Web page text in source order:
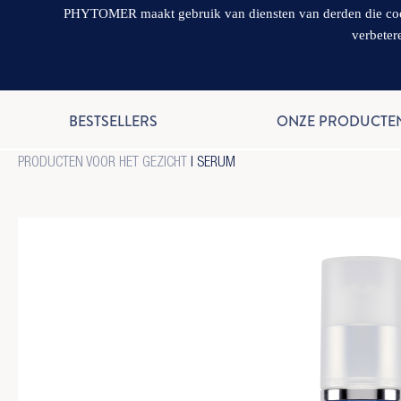
BESTSELLERS ONZE
PRODUCTEN VOOR HET GEZICHT | SERUM
PHYTOMER maakt gebruik van diensten van derden die